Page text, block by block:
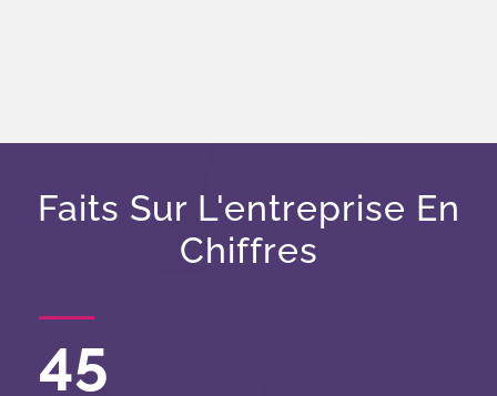
Faits Sur L'entreprise En
Chiffres
45